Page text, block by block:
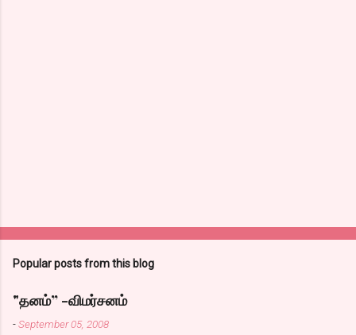
Popular posts from this blog
"தனம்” -விமர்சனம்
-September 05, 2008